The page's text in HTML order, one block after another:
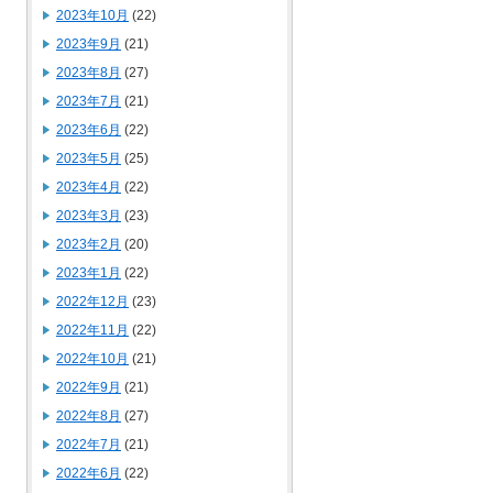
2023年10月 (22)
2023年9月 (21)
2023年8月 (27)
2023年7月 (21)
2023年6月 (22)
2023年5月 (25)
2023年4月 (22)
2023年3月 (23)
2023年2月 (20)
2023年1月 (22)
2022年12月 (23)
2022年11月 (22)
2022年10月 (21)
2022年9月 (21)
2022年8月 (27)
2022年7月 (21)
2022年6月 (22)